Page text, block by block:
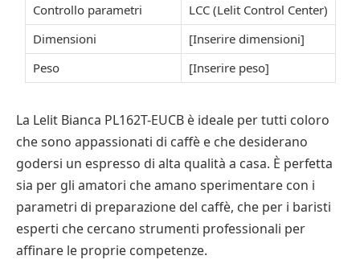
Controllo parametri
LCC (Lelit Control Center)
Dimensioni
[Inserire dimensioni]
Peso
[Inserire peso]
La Lelit Bianca PL162T-EUCB è ideale per tutti coloro
che sono appassionati di caffè e che desiderano
godersi un espresso di alta qualità a casa. È perfetta
sia per gli amatori che amano sperimentare con i
parametri di preparazione del caffè, che per i baristi
esperti che cercano strumenti professionali per
affinare le proprie competenze.